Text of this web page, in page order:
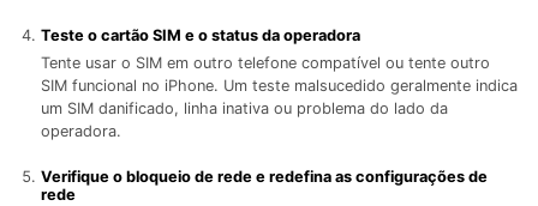
Teste o cartão SIM e o status da operadora
Tente usar o SIM em outro telefone compatível ou tente outro
SIM funcional no iPhone. Um teste malsucedido geralmente indica
um SIM danificado, linha inativa ou problema do lado da
operadora.
Verifique o bloqueio de rede e redefina as configurações de
rede